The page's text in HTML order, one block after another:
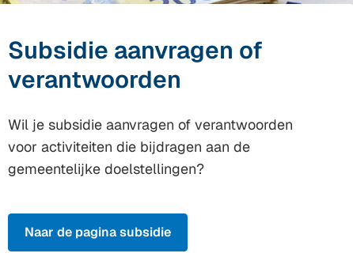
Subsidie aanvragen of
verantwoorden
Wil je subsidie aanvragen of verantwoorden
voor activiteiten die bijdragen aan de
gemeentelijke doelstellingen?
Naar de pagina subsidie